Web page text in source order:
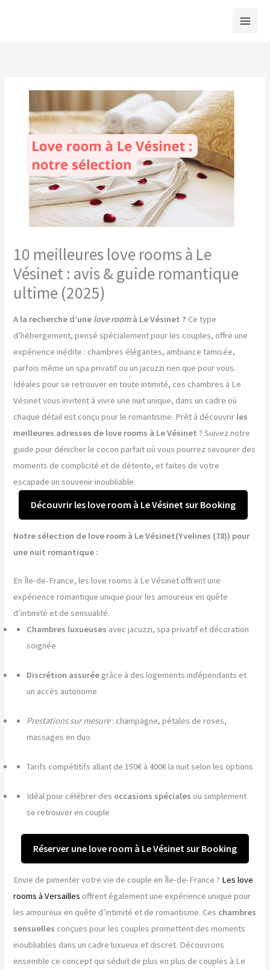
10 meilleures love rooms à Le
Vésinet : avis & guide romantique
ultime (2025)
A la recherche d’une love roomà Le Vésinet ? Ce type
d’hébergement, pensé spécialement pour les couples, offre une
expérience inédite : chambres élégantes, ambiance tamisée,
parfois même un spa privatif ou un jacuzzi rien que pour vous.
Idéales pour se retrouver en toute intimité, ces chambres à Le
Vésinet vous invitent à vivre une nuit unique, dans un cadre où
chaque détail est conçu pour le romantisme. Prêt à découvrir les
meilleures adresses de love rooms à Le Vésinet ? Suivez notre
guide pour dénicher le cocon parfait où vous pourrez savourer des
moments de complicité et de détente, et faites de votre
escapade un souvenir inoubliable.
Découvrir les love room à Le Vésinet sur Booking
Notre sélection de love room à Le Vésinet(Yvelines (78)) pour
une nuit romantique :
En Île-de-France, les love rooms à Le Vésinet offrent une
expérience romantique unique pour les amoureux en quête
d’intimité et de sensualité.
Chambres luxueuses avec jacuzzi, spa privatif et décoration
soignée
Discrétion assurée grâce à des logements indépendants et
un accès autonome
Prestations sur mesure: champagne, pétales de roses,
massages en duo
Tarifs compétitifs allant de 150€ à 400€ la nuit selon les options
Idéal pour célébrer des occasions spéciales ou simplement
se retrouver en couple
Réserver une love room à Le Vésinet sur Booking
Envie de pimenter votre vie de couple en Île-de-France ? Les love
rooms à Versailles offrent également une expérience unique pour
les amoureux en quête d’intimité et de romantisme. Ces chambres
sensuelles conçues pour les couples promettent des moments
inoubliables dans un cadre luxueux et discret. Découvrons
ensemble ce concept qui séduit de plus en plus de couples à Le